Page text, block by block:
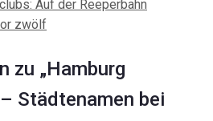
Auf der Reeperbahn
zwölf
zu „Hamburg
Städtenamen bei